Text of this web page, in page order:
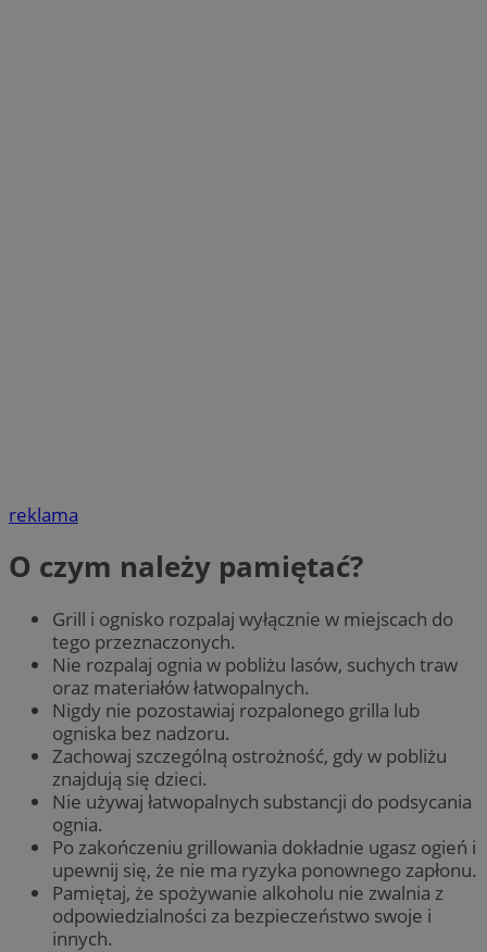
reklama
O czym należy pamiętać?
Grill i ognisko rozpalaj wyłącznie w miejscach do
tego przeznaczonych.
Nie rozpalaj ognia w pobliżu lasów, suchych traw
oraz materiałów łatwopalnych.
Nigdy nie pozostawiaj rozpalonego grilla lub
ogniska bez nadzoru.
Zachowaj szczególną ostrożność, gdy w pobliżu
znajdują się dzieci.
Nie używaj łatwopalnych substancji do podsycania
ognia.
Po zakończeniu grillowania dokładnie ugasz ogień i
upewnij się, że nie ma ryzyka ponownego zapłonu.
Pamiętaj, że spożywanie alkoholu nie zwalnia z
odpowiedzialności za bezpieczeństwo swoje i
innych.